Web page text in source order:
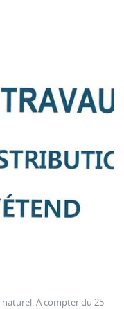
A compter du 25